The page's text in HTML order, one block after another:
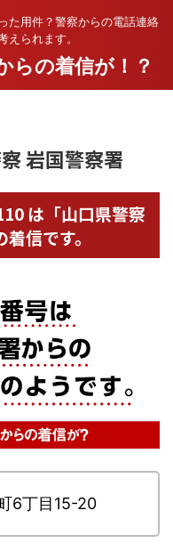
た用件？警察からの電話連絡
えられます。
らの着信が！？
岩国警察署
は「山口県警察
信です。
6丁目15-20